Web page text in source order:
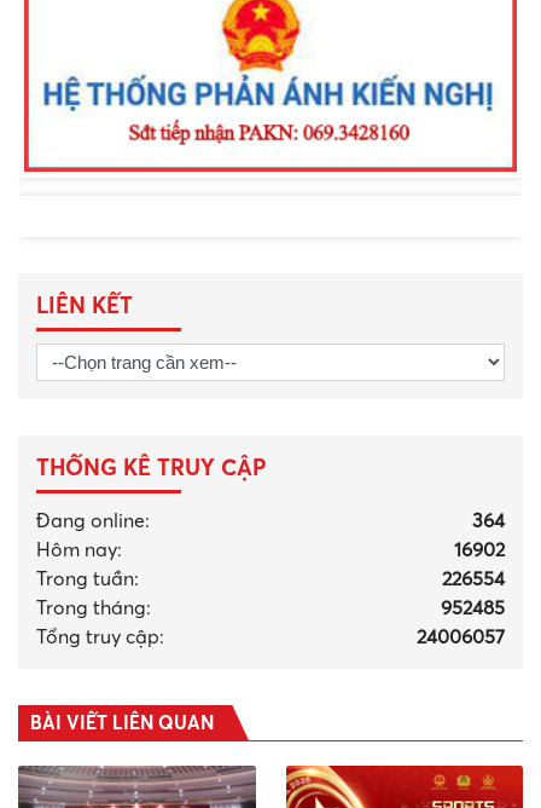
15/8/2026 người dân cần lưu ý
LIÊN KẾT
THỐNG KÊ TRUY CẬP
Đang online:
364
Hôm nay:
16902
Trong tuần:
226554
Trong tháng:
952485
Tổng truy cập:
24006057
BÀI VIẾT LIÊN QUAN